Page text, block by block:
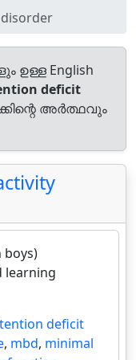
ഉള്ള English
deficit
അർത്ഥവും
boys)
learning
deficit
, mbd, minimal